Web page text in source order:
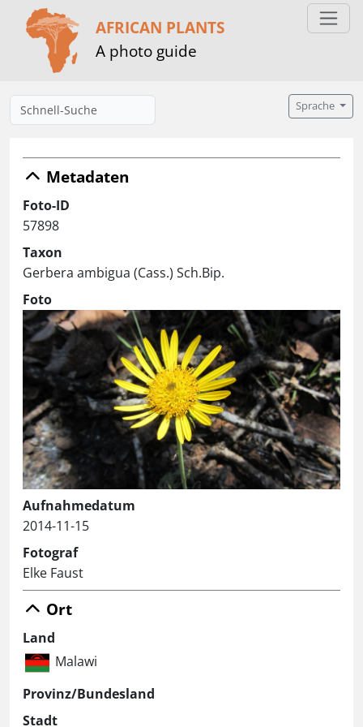
AFRICAN PLANTS
A photo guide
Sprache
Metadaten
Foto-ID
57898
Taxon
Gerbera ambigua (Cass.) Sch.Bip.
Foto
Aufnahmedatum
2014-11-15
Fotograf
Elke Faust
Ort
Land
Malawi
Provinz/Bundesland
Stadt